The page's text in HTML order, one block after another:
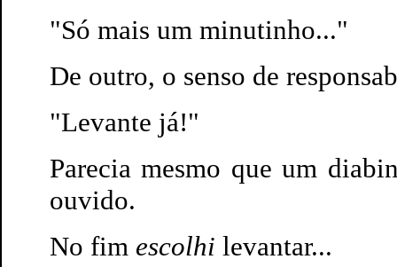
"Só mais um minutinho..."
De outro, o senso de
"Levante já!"
Parecia mesmo que um
ouvido.
No fim escolhi levantar...